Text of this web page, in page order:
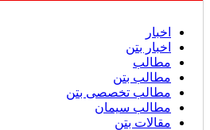
اخبار
اخبار بتن
مطالب
مطالب بتن
مطالب تخصصی بتن
مطالب سیمان
مقالات بتن